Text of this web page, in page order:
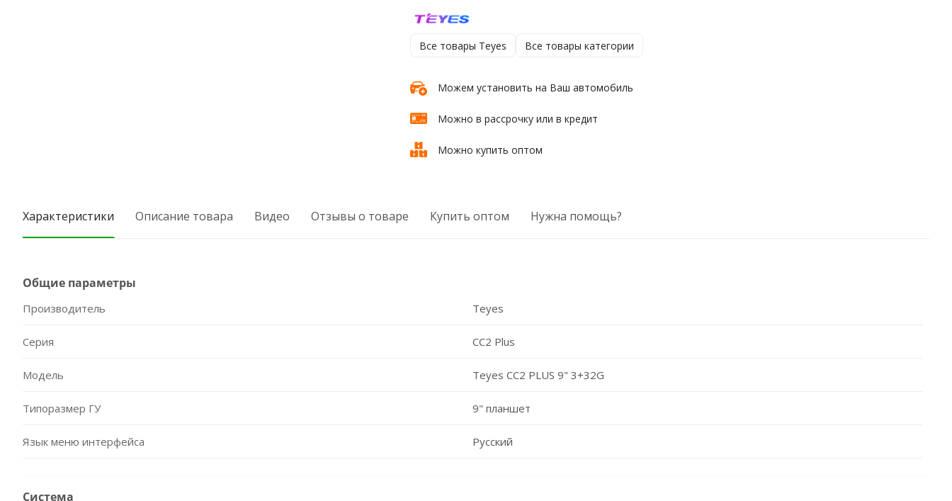
Все товары Teyes Все товары категории
Можем установить на Ваш автомобиль
Можно в рассрочку или в кредит
Можно купить оптом
Характеристики Описание товара Видео Отзывы о товаре Купить оптом Нужна помощь?
Общие параметры
Производитель Teyes
Серия CC2 Plus
Модель Teyes CC2 PLUS 9" 3+32G
Типоразмер ГУ 9" планшет
Язык меню интерфейса Русский
Система